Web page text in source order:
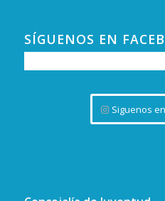
SÍGUENOS EN
Siguenos